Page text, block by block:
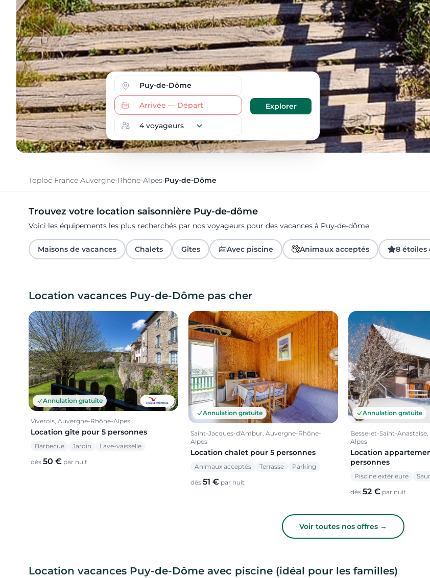
Toploc·France·Auvergne-Rhône-Alpes·Puy-de-Dôme
Trouvez votre location saisonnière Puy-de-dôme
Voici les équipements les plus recherchés par nos voyageurs pour des vacances à Puy-de-dôme
Maisons de vacances Chalets Gîtes Avec piscine Animaux acceptés 8 étoiles
Location vacances Puy-de-Dôme pas cher
Annulation gratuite
Viverols, Auvergne-Rhône-Alpes
Location gîte pour 5 personnes
Barbecue Jardin Lave-vaisselle
dès 50 € par nuit
Annulation gratuite
Saint-Jacques-d'Ambur, Auvergne-Rhône-
Alpes
Location chalet pour 5 personnes
Animaux acceptés Terrasse Parking
dès 51 € par nuit
Annulation gratuite
Besse-et-Saint-
Alpes
Location
personnes
Piscine extérieure
dès 52 € par nuit
Voir toutes nos offres →
Location vacances Puy-de-Dôme avec piscine (idéal pour les familles)